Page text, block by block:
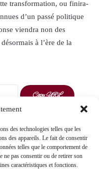
des technologies telles que les
des appareils. Le fait de consentir
telles que le comportement de
ne pas consentir ou de retirer son
caractéristiques et fonctions.
transformation, ou finira-
d’un passé politique
viendra non des
à l’ère de la
Copy URL